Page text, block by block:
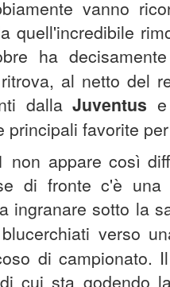
vanno
quell'incredibile
ha
al netto del
dallaJuventus
favorite
appare così
di fronte c'è una
ingranare sotto la
verso
di campionato.
cui sta godendo